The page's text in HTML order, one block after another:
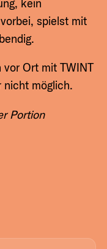
kein
spielst mit
Ort mit TWINT
nicht möglich.
Portion